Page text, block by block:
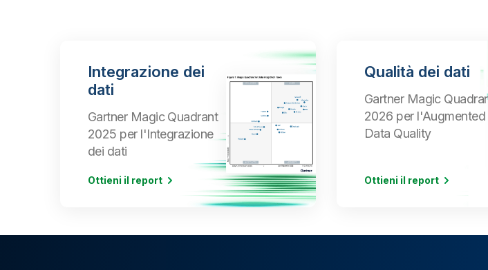
Integrazione dei
dati
Gartner Magic Quadrant
2025 per l'Integrazione
dei dati
Ottieni il report
Qualità dei dati
Gartner Magic
2026 per l'Augmented
Data Quality
Ottieni il report